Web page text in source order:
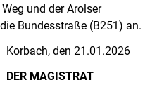
und der Arolser
Bundesstraße (B251) an.
Korbach, den 21.01.2026
DER MAGISTRAT